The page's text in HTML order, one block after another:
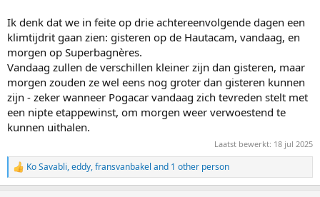
Ik denk dat we in feite op drie achtereenvolgende dagen een
klimtijdrit gaan zien: gisteren op de Hautacam, vandaag, en
morgen op Superbagnères.
Vandaag zullen de verschillen kleiner zijn dan gisteren, maar
morgen zouden ze wel eens nog groter dan gisteren kunnen
zijn - zeker wanneer Pogacar vandaag zich tevreden stelt met
een nipte etappewinst, om morgen weer verwoestend te
kunnen uithalen.
Laatst bewerkt: 18 jul 2025
R
e
Ko Savabli,eddy,fransvanbakel and 1 other person